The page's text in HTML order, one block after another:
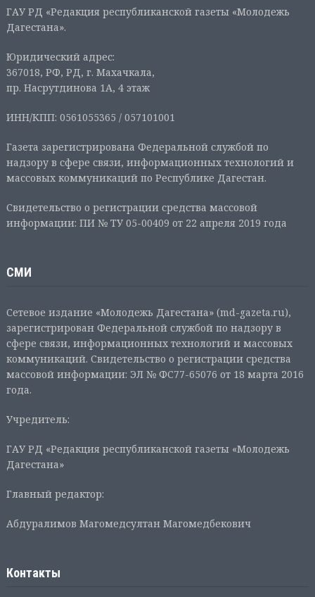
ГАУ РД «Редакция республиканской газеты «Молодежь
Дагестана».
Юридический адрес:
367018, РФ, РД, г. Махачкала,
пр. Насрутдинова 1А, 4 этаж
ИНН/КПП: 0561055365 / 057101001
Газета зарегистрирована Федеральной службой по
надзору в сфере связи, информационных технологий и
массовых коммуникаций по Республике Дагестан.
Свидетельство о регистрации средства массовой
информации: ПИ № ТУ 05-00409 от 22 апреля 2019 года
СМИ
Сетевое издание «Молодежь Дагестана» (md-gazeta.ru),
зарегистрирован Федеральной службой по надзору в
сфере связи, информационных технологий и массовых
коммуникаций. Свидетельство о регистрации средства
массовой информации: ЭЛ № ФС77-65076 от 18 марта 2016
года.
Учредитель:
ГАУ РД «Редакция республиканской газеты «Молодежь
Дагестана»
Главный редактор:
Абдуралимов Магомедсултан Магомедбекович
Контакты